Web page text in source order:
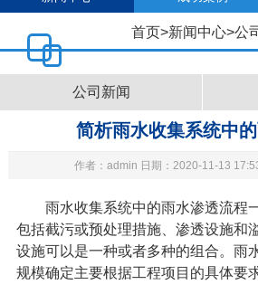
首页>新闻中心>公
公司新闻
简析雨水收集系统中
作者：admin 日期：2020-11-13
雨水收集系统中的雨水渗透流程
包括截污或预处理措施、渗透设施和
设施可以是一种或者多种的组合。雨
规模确定主要根据工程项目的具体要